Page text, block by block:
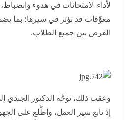
لأداء الامتحانات في هدوء
معوِّقات قد تؤثر في سيرها؛ بما
الفرص بين جميع الطلاب.
وعقب ذلك، توجَّه الدكتور الجندي
إذ تابع سير العمل، واطَّلع على